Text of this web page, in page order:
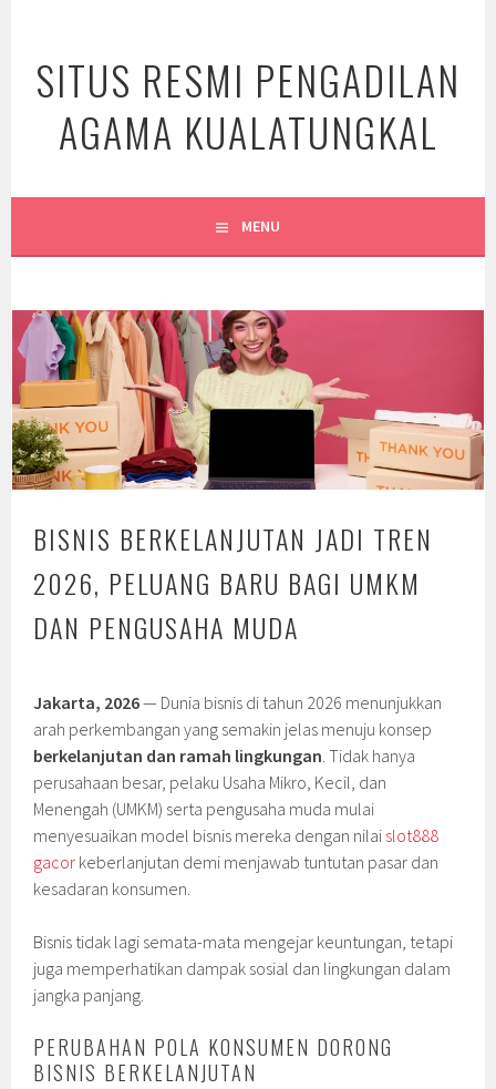
content
SITUS RESMI PENGADILAN
AGAMA KUALATUNGKAL
MENU
BISNIS BERKELANJUTAN JADI TREN
2026, PELUANG BARU BAGI UMKM
DAN PENGUSAHA MUDA
Jakarta, 2026— Dunia bisnis di tahun 2026 menunjukkan
arah perkembangan yang semakin jelas menuju konsep
berkelanjutan dan ramah lingkungan. Tidak hanya
perusahaan besar, pelaku Usaha Mikro, Kecil, dan
Menengah (UMKM) serta pengusaha muda mulai
menyesuaikan model bisnis mereka dengan nilai slot888
gacor keberlanjutan demi menjawab tuntutan pasar dan
kesadaran konsumen.
Bisnis tidak lagi semata-mata mengejar keuntungan, tetapi
juga memperhatikan dampak sosial dan lingkungan dalam
jangka panjang.
PERUBAHAN POLA KONSUMEN DORONG
BISNIS BERKELANJUTAN